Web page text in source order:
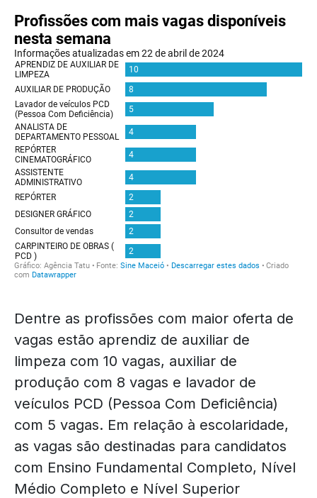
Dentre as profissões com maior oferta de
vagas estão aprendiz de auxiliar de
limpeza com 10 vagas, auxiliar de
produção com 8 vagas e lavador de
veículos PCD (Pessoa Com Deficiência)
com 5 vagas. Em relação à escolaridade,
as vagas são destinadas para candidatos
com Ensino Fundamental Completo, Nível
Médio Completo e Nível Superior